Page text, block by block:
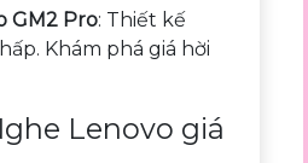
GM2 Pro: Thiết kế
Khám phá giá hời
Lenovo giá